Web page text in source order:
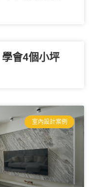
會4個小坪
室內設計案例